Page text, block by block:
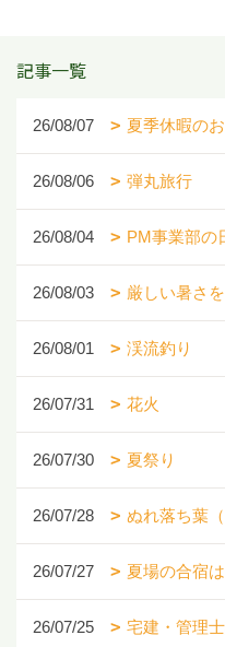
記事一覧
26/08/07 夏季休暇の
26/08/06 弾丸旅行
26/08/04 PM事業部の
26/08/03 厳しい暑さ
26/08/01 渓流釣り
26/07/31 花火
26/07/30 夏祭り
26/07/28 ぬれ落ち葉
26/07/27 夏場の合宿は
26/07/25 宅建・管理